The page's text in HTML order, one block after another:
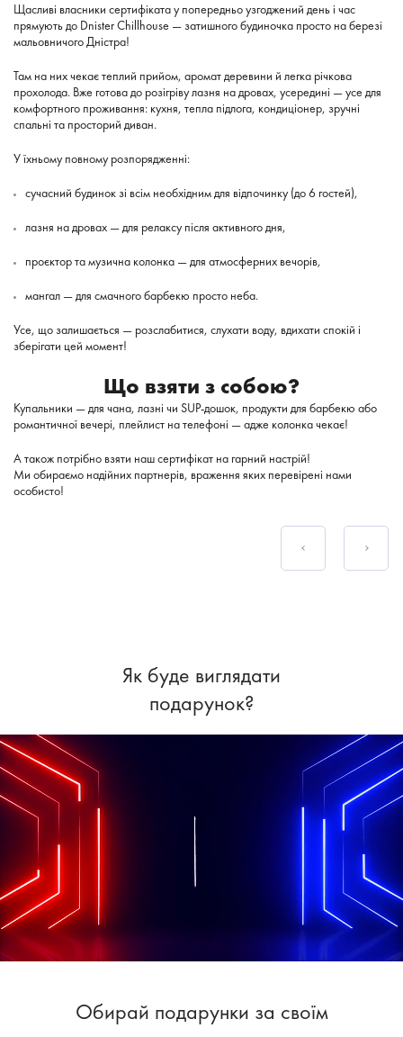
Щасливі власники сертифіката у попередньо узгоджений день і час
прямують до Dnister Chillhouse — затишного будиночка просто на березі
мальовничого Дністра!
Там на них чекає теплий прийом, аромат деревини й легка річкова
прохолода. Вже готова до розігріву лазня на дровах, усередині — усе для
комфортного проживання: кухня, тепла підлога, кондиціонер, зручні
спальні та просторий диван.
У їхньому повному розпорядженні:
сучасний будинок зі всім необхідним для відпочинку (до 6 гостей),
лазня на дровах — для релаксу після активного дня,
проєктор та музична колонка — для атмосферних вечорів,
мангал — для смачного барбекю просто неба.
Усе, що залишається — розслабитися, слухати воду, вдихати спокій і
зберігати цей момент!
Що взяти з собою?
Купальники — для чана, лазні чи SUP-дошок, продукти для барбекю або
романтичної вечері, плейлист на телефоні — адже колонка чекає!
А також потрібно взяти наш сертифікат на гарний настрій!
Ми обираємо надійних партнерів, враження яких перевірені нами
особисто!
Як буде виглядати
подарунок?
Обирай подарунки за своїм